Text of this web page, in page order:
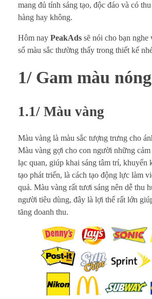
mang đủ tính sáng tạo, độc đáo và có
hàng hay không.
Hôm nay PeakAds sẽ nói cho bạn nghe
số màu sắc thường thấy trong thiết kế
1/ Gam màu nóng
1.1/ Màu vàng
Màu vàng là màu sắc tượng trưng cho
Màu vàng gợi cho con người những
lạc quan, giúp khai sáng tâm trí, khuyến
tạo phát triển, là cách tạo động lực làm
quả. Màu vàng rất tươi sáng nên dễ thu
người tiêu dùng, đây là lợi thế rất lớn
tăng doanh thu.